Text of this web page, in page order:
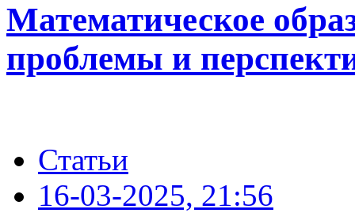
Математическое
проблемы и
Статьи
16-03-2025, 21:56